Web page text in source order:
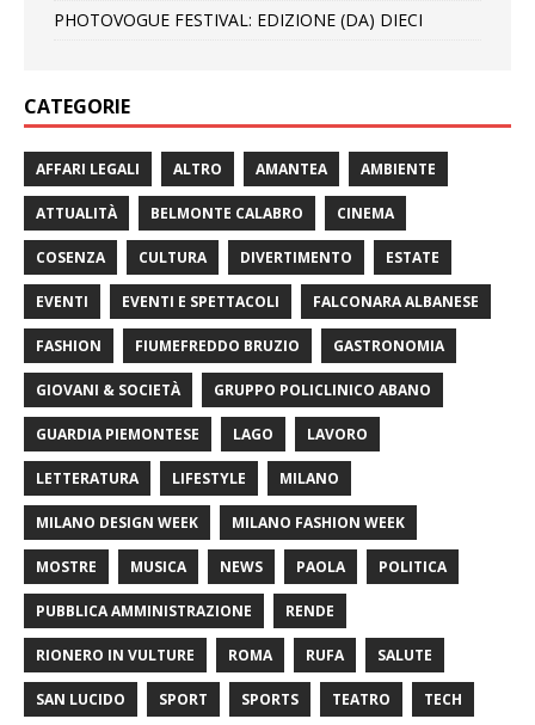
PHOTOVOGUE FESTIVAL: EDIZIONE (DA) DIECI
CATEGORIE
AFFARI LEGALI ALTRO AMANTEA AMBIENTE
ATTUALITÀ BELMONTE CALABRO CINEMA
COSENZA CULTURA DIVERTIMENTO ESTATE
EVENTI EVENTI E SPETTACOLI FALCONARA ALBANESE
FASHION FIUMEFREDDO BRUZIO GASTRONOMIA
GIOVANI & SOCIETÀ GRUPPO POLICLINICO ABANO
GUARDIA PIEMONTESE LAGO LAVORO
LETTERATURA LIFESTYLE MILANO
MILANO DESIGN WEEK MILANO FASHION WEEK
MOSTRE MUSICA NEWS PAOLA POLITICA
PUBBLICA AMMINISTRAZIONE RENDE
RIONERO IN VULTURE ROMA RUFA SALUTE
SAN LUCIDO SPORT SPORTS TEATRO TECH